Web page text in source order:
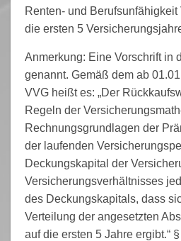
Renten- und
die ersten 5
Anmerkung: Eine Vorschrift in
genannt. Gemäß dem ab
VVG heißt es: „Der
Regeln der
Rechnungsgrundlagen der
der laufenden
Deckungskapital der
Versicherungsverhältnisses
des Deckungskapitals, dass
Verteilung der angesetzten
auf die ersten 5 Jahre ergibt.“